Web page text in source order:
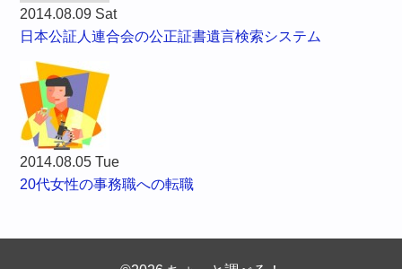
2014.08.09 Sat
日本公証人連合会の公正証書遺言検索システム
2014.08.05 Tue
20代女性の事務職への転職